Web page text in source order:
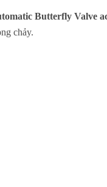
Butterfly Valve
chảy.